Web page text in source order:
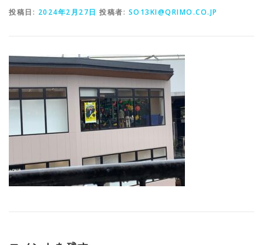
投稿日: 2024年2月27日 投稿者: SO13KI@QRIMO.CO.JP